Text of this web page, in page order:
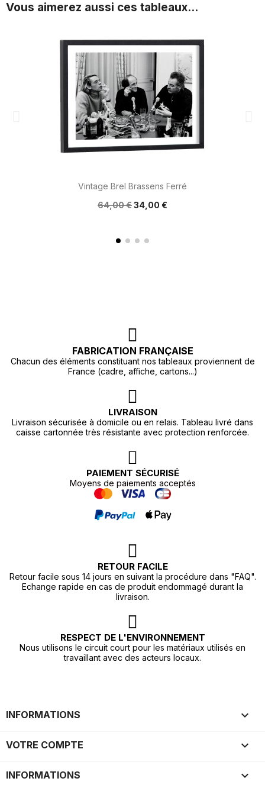
Vous aimerez aussi ces tableaux...
Vintage Brel Brassens Ferré
64,00 €34,00 €
FABRICATION FRANÇAISE
Chacun des éléments constituant nos tableaux proviennent de
France (cadre, affiche, cartons...)
LIVRAISON
Livraison sécurisée à domicile ou en relais. Tableau livré dans
caisse cartonnée très résistante avec protection renforcée.
PAIEMENT SÉCURISÉ
Moyens de paiements acceptés
RETOUR FACILE
Retour facile sous 14 jours en suivant la procédure dans "FAQ".
Echange rapide en cas de produit endommagé durant la
livraison.
RESPECT DE L'ENVIRONNEMENT
Nous utilisons le circuit court pour les matériaux utilisés en
travaillant avec des acteurs locaux.
INFORMATIONS 
VOTRE COMPTE 
INFORMATIONS keyboard_arrow_down